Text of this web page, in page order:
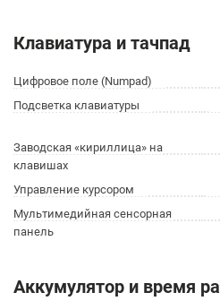
Клавиатура и тачпад
Цифровое поле (Numpad)
Подсветка клавиатуры
Заводская «кириллица» на
клавишах
Управление курсором
Мультимедийная сенсорная
панель
Аккумулятор и время